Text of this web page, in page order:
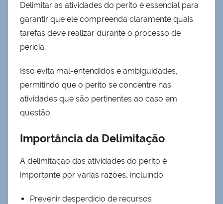
Delimitar as atividades do perito é essencial para
garantir que ele compreenda claramente quais
tarefas deve realizar durante o processo de
perícia.
Isso evita mal-entendidos e ambiguidades,
permitindo que o perito se concentre nas
atividades que são pertinentes ao caso em
questão.
Importância da Delimitação
A delimitação das atividades do perito é
importante por várias razões, incluindo:
Prevenir desperdício de recursos